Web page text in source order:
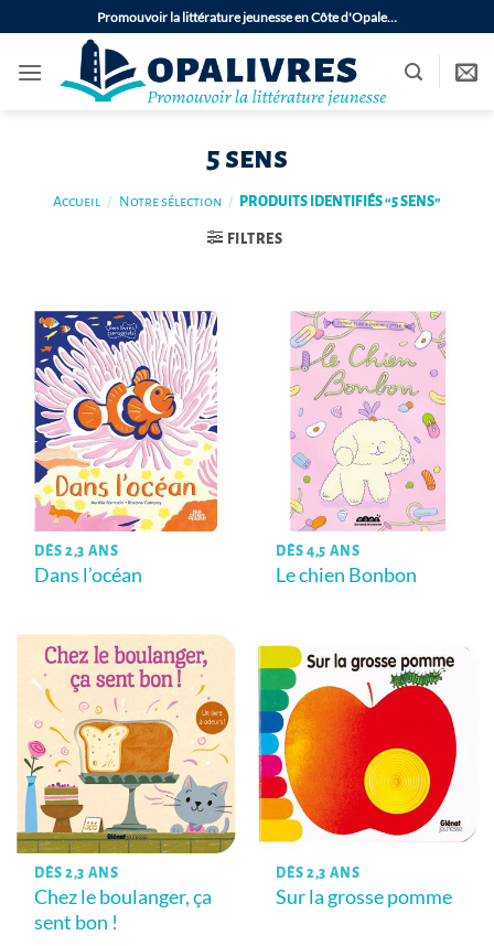
au
contenu
Promouvoir la littérature jeunesse en Côte d'Opale…
5 sens
Accueil / Notre sélection / PRODUITS IDENTIFIÉS “5 SENS”
FILTRES
DÈS 2,3 ANS
Dans l’océan
DÈS 4,5 ANS
Le chien Bonbon
DÈS 2,3 ANS
Chez le boulanger, ça
sent bon !
DÈS 2,3 ANS
Sur la grosse pomme